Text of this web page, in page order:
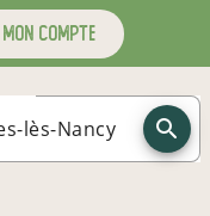
mon compte